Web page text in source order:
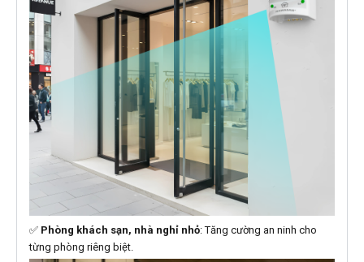
✅ Phòng khách sạn, nhà nghỉ nhỏ: Tăng cường an ninh cho
từng phòng riêng biệt.